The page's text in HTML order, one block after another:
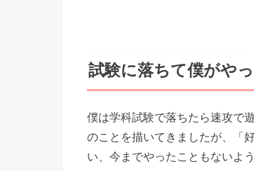
試験に落ちて僕がや
僕は学科試験で落ちたら速攻で
のことを描いてきましたが、「
い、今までやったこともないよ